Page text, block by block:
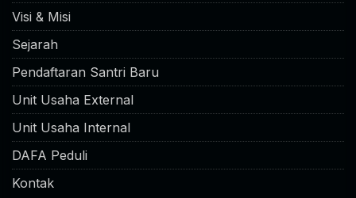
Visi & Misi
Sejarah
Pendaftaran Santri Baru
Unit Usaha External
Unit Usaha Internal
DAFA Peduli
Kontak